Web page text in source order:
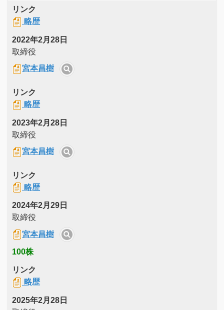
リンク
略歴
2022年2月28日
取締役
宮本昌樹
リンク
略歴
2023年2月28日
取締役
宮本昌樹
リンク
略歴
2024年2月29日
取締役
宮本昌樹
100株
リンク
略歴
2025年2月28日